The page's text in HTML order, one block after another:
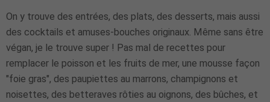
On y trouve des entrées, des plats, des desserts, mais aussi
des cocktails et amuses-bouches originaux. Même sans être
végan, je le trouve super ! Pas mal de recettes pour
remplacer le poisson et les fruits de mer, une mousse façon
"foie gras", des paupiettes au marrons, champignons et
noisettes, des betteraves rôties au oignons, des bûches, et